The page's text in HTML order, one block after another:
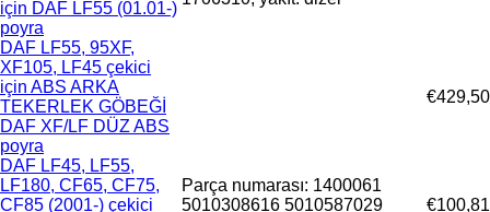
için DAF LF55 (01.01-)
poyra
DAF LF55, 95XF,
XF105, LF45 çekici
için ABS ARKA
TEKERLEK GÖBEĞİ
DAF XF/LF DÜZ ABS
poyra
€429,50
DAF LF45, LF55,
LF180, CF65, CF75,
CF85 (2001-) çekici
Parça numarası: 1400061
5010308616 5010587029
€100,81